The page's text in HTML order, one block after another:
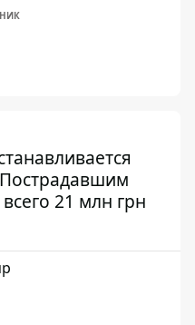
21 млн грн